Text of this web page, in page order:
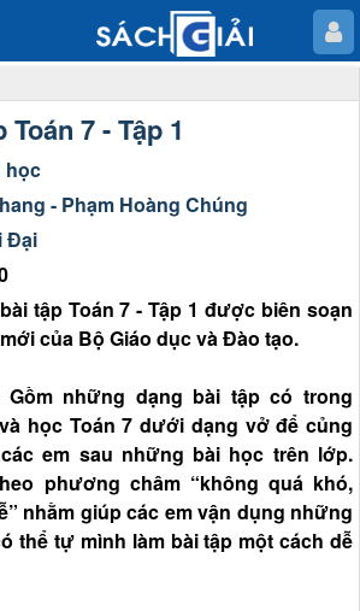
7 - Tập 1
học
- Phạm Hoàng Chúng
Đại
tập Toán 7 - Tập 1 được biên soạn
của Bộ Giáo dục và Đào tạo.
những dạng bài tập có trong
học Toán 7 dưới dạng vở để củng
em sau những bài học trên lớp.
phương châm “không quá khó,
nhằm giúp các em vận dụng những
thể tự mình làm bài tập một cách dễ